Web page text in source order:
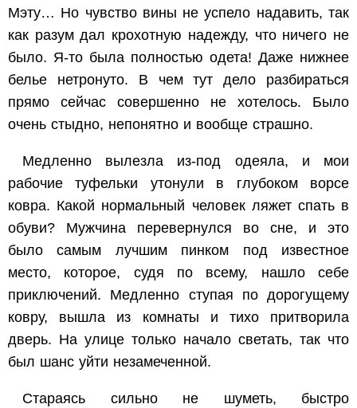
Мэту… Но чувство вины не успело надавить, так
как разум дал крохотную надежду, что ничего не
было. Я-то была полностью одета! Даже нижнее
белье нетронуто. В чем тут дело разбираться
прямо сейчас совершенно не хотелось. Было
очень стыдно, непонятно и вообще страшно.
Медленно вылезла из-под одеяла, и мои
рабочие туфельки утонули в глубоком ворсе
ковра. Какой нормальный человек ляжет спать в
обуви? Мужчина перевернулся во сне, и это
было самым лучшим пинком под известное
место, которое, судя по всему, нашло себе
приключений. Медленно ступая по дорогущему
ковру, вышла из комнаты и тихо притворила
дверь. На улице только начало светать, так что
был шанс уйти незамеченной.
Стараясь сильно не шуметь, быстро